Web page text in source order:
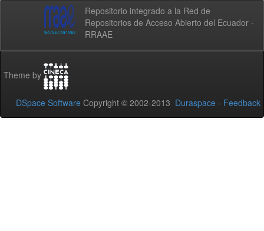
Repositorio integrado a la Red de
Repositorios de Acceso Abierto del Ecuador -
RRAAE
Theme by
DSpace Software Copyright © 2002-2013 Duraspace - Feedback